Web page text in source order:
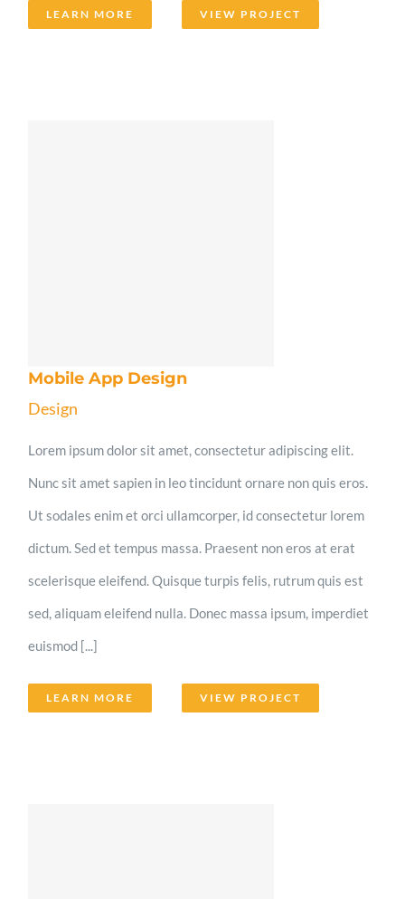
LEARN MORE VIEW PROJECT
Mobile App Design
Design
Lorem ipsum dolor sit amet, consectetur adipiscing elit.
Nunc sit amet sapien in leo tincidunt ornare non quis eros.
Ut sodales enim et orci ullamcorper, id consectetur lorem
dictum. Sed et tempus massa. Praesent non eros at erat
scelerisque eleifend. Quisque turpis felis, rutrum quis est
sed, aliquam eleifend nulla. Donec massa ipsum, imperdiet
euismod [...]
LEARN MORE VIEW PROJECT